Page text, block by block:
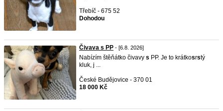
Třebíč - 675 52
Dohodou
Čivava s PP - [6.8. 2026]
Nabízím štěňátko čivavy s PP. Je to krátkosrstý
kluk, j ...
České Budějovice - 370 01
18 000 Kč